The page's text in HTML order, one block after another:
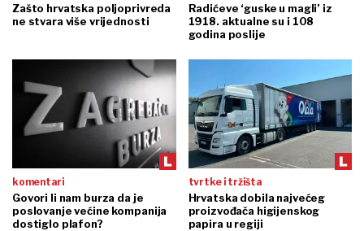
Zašto hrvatska poljoprivreda
ne stvara više vrijednosti
Radićeve ‘guske u magli’ iz
1918. aktualne su i 108
godina poslije
komentari
Govori li nam burza da je
poslovanje većine kompanija
dostiglo plafon?
tvrtke i tržišta
Hrvatska dobila najvećeg
proizvođača higijenskog
papira u regiji